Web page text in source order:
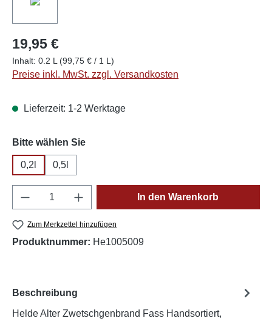
19,95 €
Inhalt: 0.2 L (99,75 € / 1 L)
Preise inkl. MwSt. zzgl. Versandkosten
Lieferzeit: 1-2 Werktage
Bitte wählen Sieauswählen
0,2l 0,5l
Produkt Anzahl: Gib den gewünschten
In den Warenkorb
Zum Merkzettel hinzufügen
Produktnummer: He1005009
Beschreibung
Helde Alter Zwetschgenbrand Fass Handsortiert,